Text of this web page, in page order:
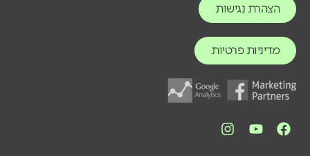
הצהרת נגישות
מדיניות פרטיות